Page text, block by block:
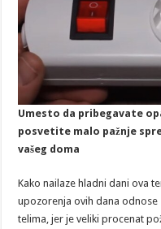
Umesto da pribegavate
posvetite malo pažnje
vašeg doma
Kako nailaze hladni dani ova
upozorenja ovih dana odnose
telima, jer je veliki procenat